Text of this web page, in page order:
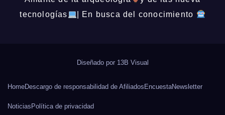
tecnologías
| En busca del conocimiento
Diseñado por 13B Visual
HomeDescargo de responsabilidad de Afiliados EncuestaNewsletter
Noticias Política de privacidad